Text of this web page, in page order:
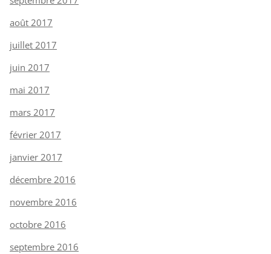
août 2017
juillet 2017
juin 2017
mai 2017
mars 2017
février 2017
janvier 2017
décembre 2016
novembre 2016
octobre 2016
septembre 2016